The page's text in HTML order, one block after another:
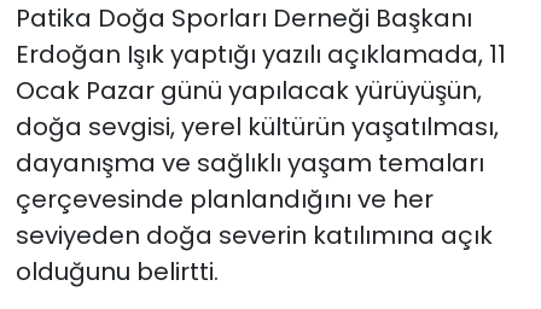
Patika Doğa Sporları Derneği Başkanı
Erdoğan Işık yaptığı yazılı açıklamada, 11
Ocak Pazar günü yapılacak yürüyüşün,
doğa sevgisi, yerel kültürün yaşatılması,
dayanışma ve sağlıklı yaşam temaları
çerçevesinde planlandığını ve her
seviyeden doğa severin katılımına açık
olduğunu belirtti.
Yazarlar